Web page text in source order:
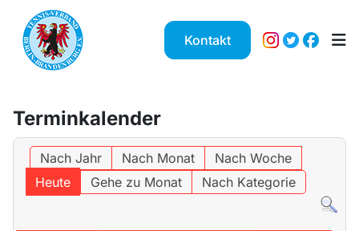
Kontakt
Terminkalender
Nach Jahr Nach Monat
Nach Woche
Heute
Gehe zu Monat Nach Kategorie